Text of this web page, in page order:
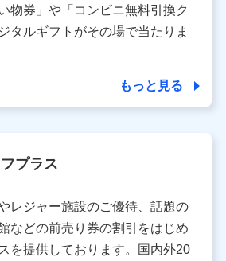
社のサービスを案内、提供するため
したサービス利用履歴、ウェブサイ
履歴、ご契約内容等のパーソナルデ
客さまの趣味・嗜好・傾向に応じた
続き・管理等付帯業務を行うため
理について責任を有する者の名称・住
扱う各共同利用者（詳細は次のとお
2丁目11番1号 山王パークタワー
物券」や「コンビニ無料引換ク
タルギフトがその場で当たりま
もっと見る
プラス
レジャー施設のご優待、話題の
などの前売り券の割引をはじめ
を提供しております。国内外20